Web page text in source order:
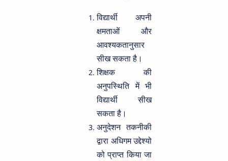
विद्यार्थी अपनी
क्षमताओं और
आवश्यकतानुसार
सीख सकता है।
शिक्षक की
अनुपस्थिति में भी
विद्यार्थी सीख
सकता है।
अनुदेशन तकनीकी
द्वारा अधिगम उद्देश्यो
को प्राप्त किया जा